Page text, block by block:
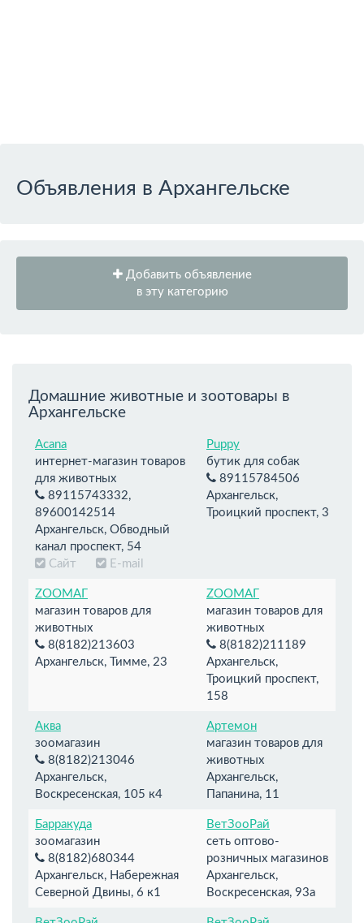
Объявления в Архангельске
Добавить объявление
в эту категорию
Домашние животные и зоотовары в
Архангельске
Acana
интернет-магазин товаров
для животных
89115743332,
89600142514
Архангельск, Обводный
канал проспект, 54
Сайт
E-mail
Puppy
бутик для собак
89115784506
Архангельск,
Троицкий проспект, 3
ZOOМАГ
магазин товаров для
животных
8(8182)213603
Архангельск, Тимме, 23
ZOOМАГ
магазин товаров для
животных
8(8182)211189
Архангельск,
Троицкий проспект,
158
Аква
зоомагазин
8(8182)213046
Архангельск,
Воскресенская, 105 к4
Артемон
магазин товаров для
животных
Архангельск,
Папанина, 11
Барракуда
зоомагазин
8(8182)680344
Архангельск, Набережная
Северной Двины, 6 к1
ВетЗооРай
сеть оптово-
розничных магазинов
Архангельск,
Воскресенская, 93а